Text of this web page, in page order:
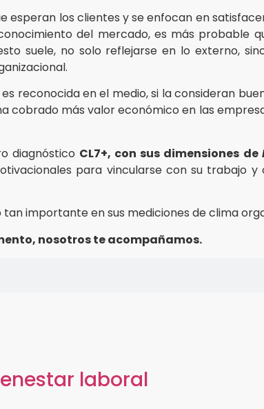
esperan los clientes y se enfocan en
del mercado, es más probable
suele, no solo reflejarse en lo externo,
reconocida en el medio, si la consideran
cobrado más valor económico en las
diagnóstico CL7+, con sus dimensiones de
para vincularse con su trabajo
importante en sus mediciones de clima
nosotros te acompañamos.
laboral